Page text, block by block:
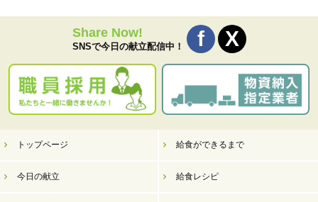
Share Now!
SNSで今日の献立配信中！
トップページ 給食ができるまで
今日の献立 給食レシピ